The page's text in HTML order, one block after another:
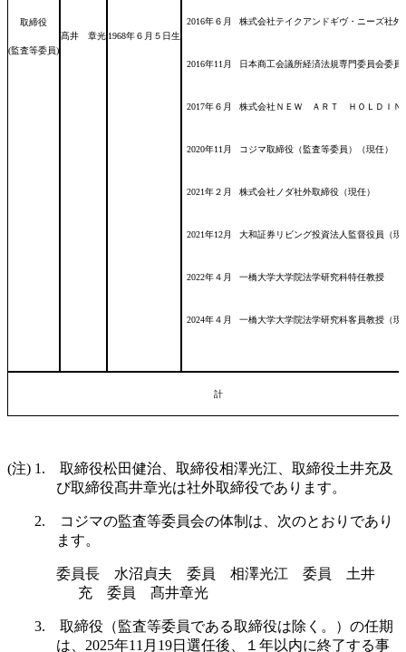
取締役
(監査等委員)
髙井 章光 1968年６月５日生
2016年６月 株式会社テイクアンドギヴ・ニーズ社外
2016年11月 日本商工会議所経済法規専門委員会委員
2017年６月 株式会社ＮＥＷ ＡＲＴ ＨＯＬＤＩＮ
2020年11月 コジマ取締役（監査等委員）（現任）
2021年２月 株式会社ノダ社外取締役（現任）
2021年12月 大和証券リビング投資法人監督役員（現
2022年４月 一橋大学大学院法学研究科特任教授
2024年４月 一橋大学大学院法学研究科客員教授（現
計
(注) 1. 取締役松田健治、取締役相澤光江、取締役土井充及
び取締役髙井章光は社外取締役であります。
2. コジマの監査等委員会の体制は、次のとおりであり
ます。
委員長 水沼貞夫 委員 相澤光江 委員 土井
充 委員 髙井章光
3. 取締役（監査等委員である取締役は除く。）の任期
は、2025年11月19日選任後、１年以内に終了する事